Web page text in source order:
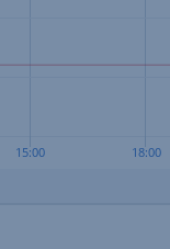
15:00 18:00